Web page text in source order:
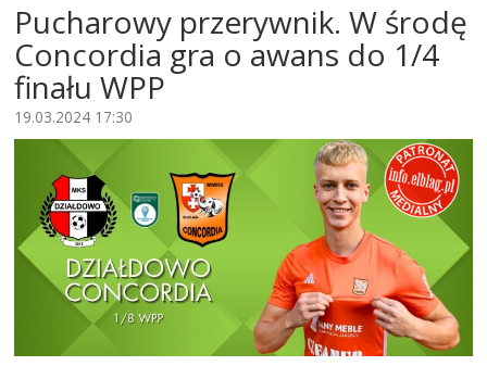
Pucharowy przerywnik. W środę
Concordia gra o awans do 1/4
finału WPP
19.03.2024 17:30